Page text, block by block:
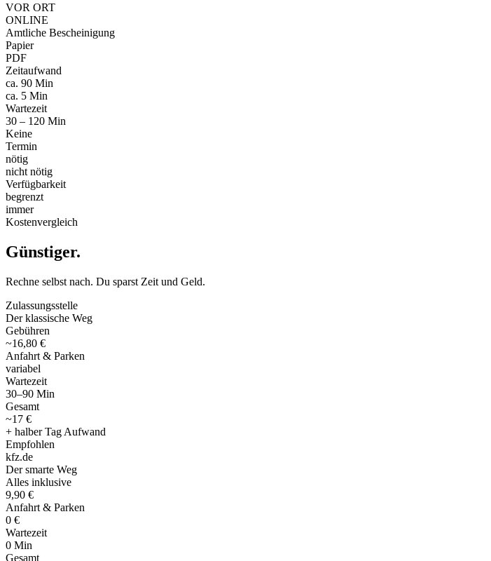
VOR ORT
ONLINE
Amtliche Bescheinigung
Papier
PDF
Zeitaufwand
ca. 90 Min
ca. 5 Min
Wartezeit
30 – 120 Min
Keine
Termin
nötig
nicht nötig
Verfügbarkeit
begrenzt
immer
Kostenvergleich
Günstiger.
Rechne selbst nach. Du sparst Zeit und Geld.
Zulassungsstelle
Der klassische Weg
Gebühren
~16,80 €
Anfahrt & Parken
variabel
Wartezeit
30–90 Min
Gesamt
~17 €
+ halber Tag Aufwand
Empfohlen
kfz.de
Der smarte Weg
Alles inklusive
9,90 €
Anfahrt & Parken
0 €
Wartezeit
0 Min
Gesamt